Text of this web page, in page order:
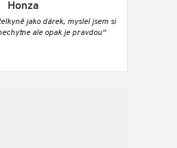
Honza
jako dárek, myslel jsem si
ale opak je pravdou“